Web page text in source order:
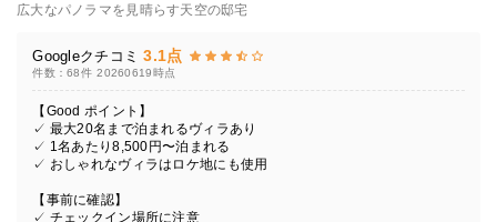
広大なパノラマを見晴らす天空の邸宅
Googleクチコミ 3.1点
件数：68件 20260619時点
【Good ポイント】
✓ 最大20名まで泊まれるヴィラあり
✓ 1名あたり8,500円〜泊まれる
✓ おしゃれなヴィラはロケ地にも使用
【事前に確認】
✓ チェックイン場所に注意